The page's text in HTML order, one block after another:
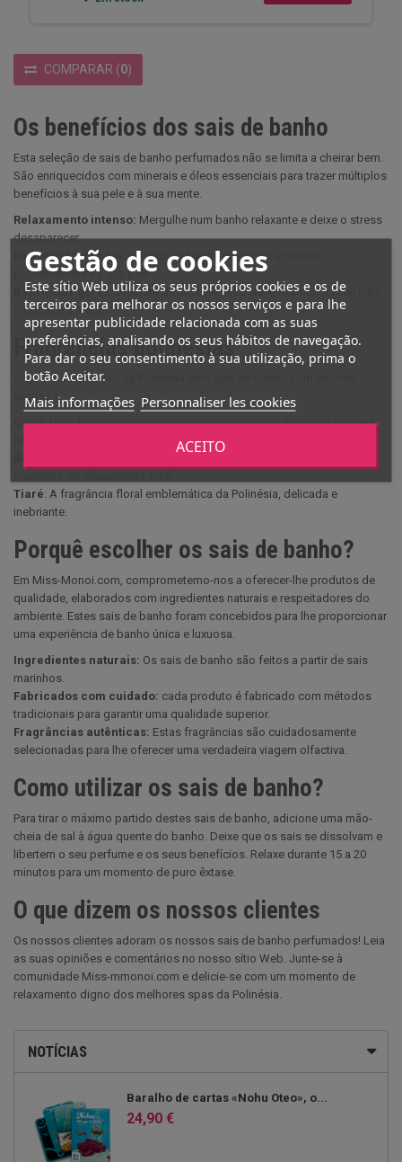
Gestão de cookies
Este sítio Web utiliza os seus próprios cookies e os de
terceiros para melhorar os nossos serviços e para lhe
apresentar publicidade relacionada com as suas
preferências, analisando os seus hábitos de navegação.
Para dar o seu consentimento à sua utilização, prima o
botão Aceitar.
Mais informações Personnaliser les cookies
ACEITO
NOTÍCIAS
Baralho de cartas «Nohu Oteo», o...
24,90 €
COMPARAR (0)
Os benefícios dos sais de banho
Esta seleção de sais de banho perfumados não se limita a cheirar bem.
São enriquecidos com minerais e óleos essenciais para trazer múltiplos
benefícios à sua pele e à sua mente.
Relaxamento intenso: Mergulhe num banho relaxante e deixe o stress
desaparecer.
Hidratação da pele: Os sais de banho suavizam e nutrem
profundamente a sua pele.
Bem-estar geral: Desfrute de um momento de relaxamento total para
o corpo e a mente.
Fragrâncias polinésias
Viaje até ao coração da Polinésia com sais de banho com aromas
exóticos:
Coco:Uma fragrância doce e gourmand que evoca as praias de areia
Tiaré: A fragrância floral emblemática da Polinésia, delicada e
inebriante.
Porquê escolher os sais de banho?
Em Miss-Monoi.com, comprometemo-nos a oferecer-lhe produtos de
qualidade, elaborados com ingredientes naturais e respeitadores do
ambiente. Estes sais de banho foram concebidos para lhe proporcionar
uma experiência de banho única e luxuosa.
Ingredientes naturais: Os sais de banho são feitos a partir de sais
marinhos.
Fabricados com cuidado: cada produto é fabricado com métodos
tradicionais para garantir uma qualidade superior.
Fragrâncias autênticas: Estas fragrâncias são cuidadosamente
selecionadas para lhe oferecer uma verdadeira viagem olfactiva.
Como utilizar os sais de banho?
Para tirar o máximo partido destes sais de banho, adicione uma mão-
cheia de sal à água quente do banho. Deixe que os sais se dissolvam e
libertem o seu perfume e os seus benefícios. Relaxe durante 15 a 20
minutos para um momento de puro êxtase.
O que dizem os nossos clientes
Os nossos clientes adoram os nossos sais de banho perfumados! Leia
as suas opiniões e comentários no nosso sítio Web. Junte-se à
comunidade Miss-mmonoi.com e delicie-se com um momento de
relaxamento digno dos melhores spas da Polinésia.